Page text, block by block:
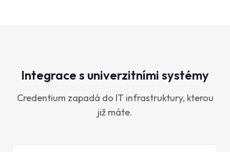
Integrace s univerzitními systémy
Credentium zapadá do IT infrastruktury, kterou
již máte.